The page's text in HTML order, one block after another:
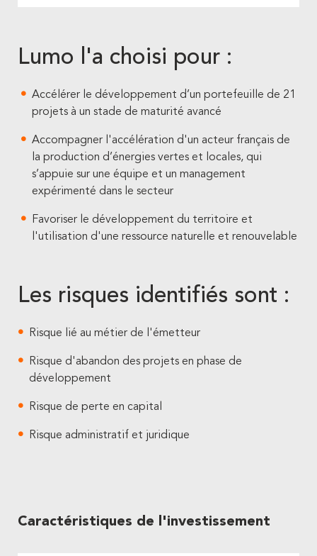
Lumo l'a choisi pour :
Accélérer le développement d’un portefeuille de 21
projets à un stade de maturité avancé
Accompagner l'accélération d'un acteur français de
la production d’énergies vertes et locales, qui
s’appuie sur une équipe et un management
expérimenté dans le secteur
Favoriser le développement du territoire et
l'utilisation d'une ressource naturelle et renouvelable
Les risques identifiés sont :
Risque lié au métier de l'émetteur
Risque d'abandon des projets en phase de
développement
Risque de perte en capital
Risque administratif et juridique
Caractéristiques de l'investissement